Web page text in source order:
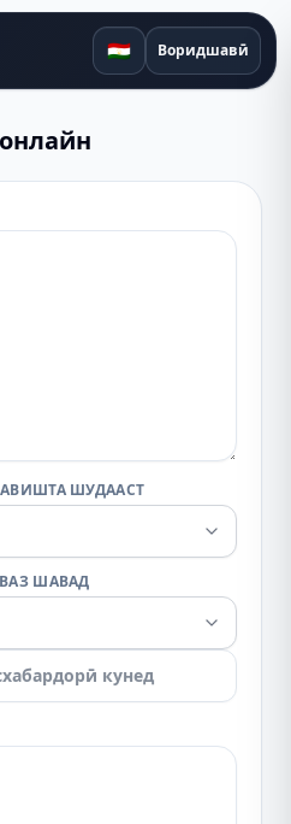
ҷустуҷӯ🇹🇯 Воридшавӣ
ШУДААСТ
ШАВАД
кунед